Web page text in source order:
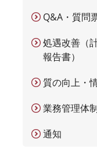
Q&A・質問
処遇改善（
報告書）
質の向上・
業務管理体
通知